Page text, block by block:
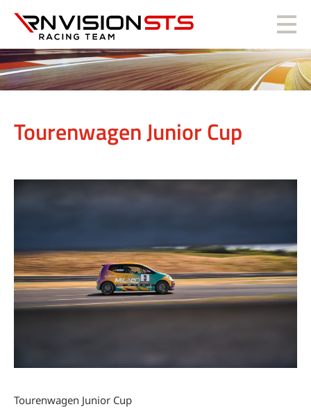
RN Vision STS
Tourenwagen Junior Cup
Tourenwagen Junior Cup